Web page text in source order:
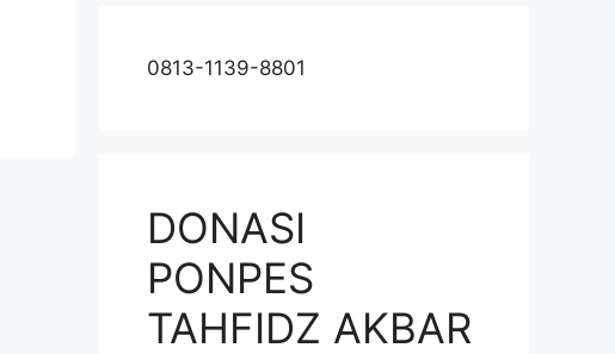
0813-1139-8801
DONASI
PONPES
TAHFIDZ AKBAR